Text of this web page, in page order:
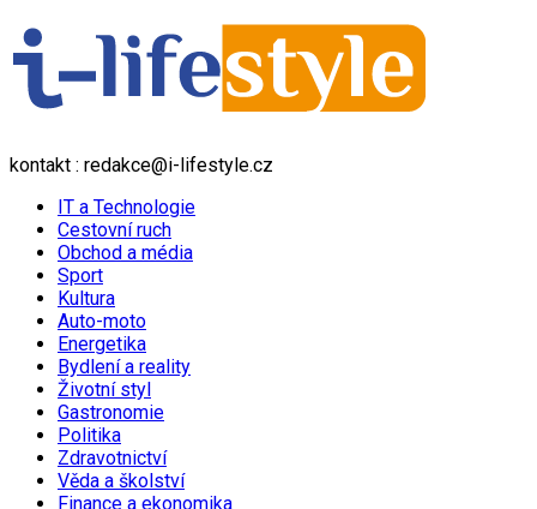
kontakt : redakce@i-lifestyle.cz
IT a Technologie
Cestovní ruch
Obchod a média
Sport
Kultura
Auto-moto
Energetika
Bydlení a reality
Životní styl
Gastronomie
Politika
Zdravotnictví
Věda a školství
Finance a ekonomika